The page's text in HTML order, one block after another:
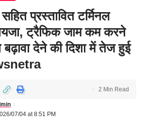
प्रस्तावित टर्मिनल
ट्रैफिक जाम कम करने
देने की दिशा में तेज हुई
07/04 at 8:51 PM
2 Min Read